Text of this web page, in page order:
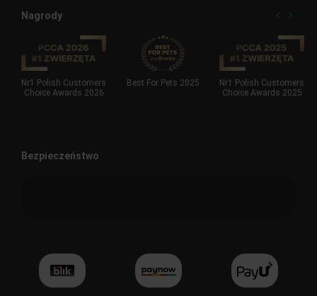
Nagrody
Nr1 Polish Customers
Choice Awards 2026
Best For Pets 2025
Nr1 Polish Customers
Choice Awards 2025
Bezpieczeństwo